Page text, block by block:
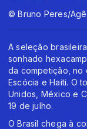
© Bruno Peres/
A seleção
sonhado
da competição, no
Escócia e Haiti. O
Unidos, México e
19 de julho.
O Brasil chega à